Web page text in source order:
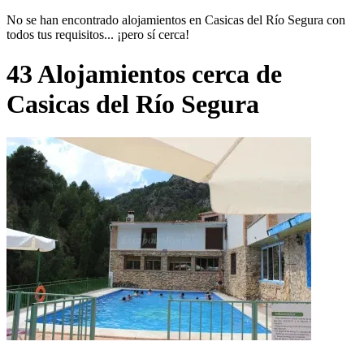
No se han encontrado alojamientos en Casicas del Río Segura con
todos tus requisitos... ¡pero sí cerca!
43 Alojamientos cerca de
Casicas del Río Segura